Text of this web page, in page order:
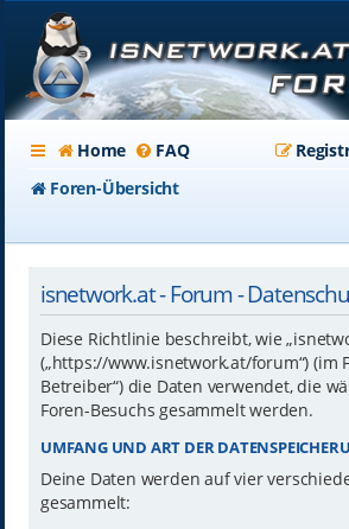
Home FAQ
Foren-Übersicht
isnetwork.at - Forum -
Diese Richtlinie beschreibt, wie
(„https://www.isnetwork.at/forum“) (im
Betreiber“) die Daten verwendet, die
Foren-Besuchs gesammelt werden.
UMFANG UND ART DER
Deine Daten werden auf vier
gesammelt: